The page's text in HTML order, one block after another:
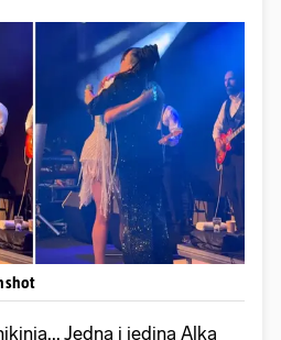
Jedna i jedina Alka